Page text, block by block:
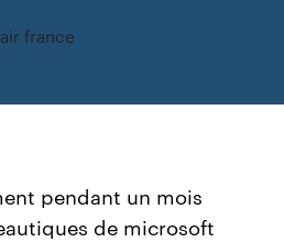
france
pendant un mois
de microsoft